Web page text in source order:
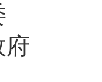
府